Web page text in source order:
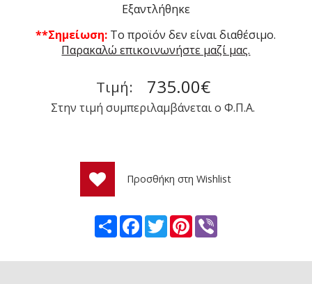
Εξαντλήθηκε
**Σημείωση: To προϊόν δεν είναι διαθέσιμο.
Παρακαλώ επικοινωνήστε μαζί μας.
Τιμή: 735.00€
Στην τιμή συμπεριλαμβάνεται ο Φ.Π.Α.
Προσθήκη στη Wishlist
ShareFacebook
TwitterPinterest
Viber